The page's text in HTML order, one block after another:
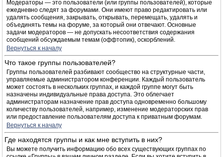
Модераторы — это пользователи (или группы пользователей), которые
ежедневно следят за форумами. Они имеют право редактировать или
удалять сообщения, закрывать, открывать, перемещать, удалять и
объединять темы на форуме, за который они отвечают. Основные
задачи модераторов — не допускать несоответствия содержания
сообщений обсуждаемым темам (оффтопик), оскорблений.
Вернуться к началу
Что такое группы пользователей?
Группы пользователей разбивают сообщество на структурные части,
управляемые администратором конференции. Каждый пользователь
может состоять в нескольких группах, и каждой группе могут быть
назначены индивидуальные права доступа. Это облегчает
администраторам назначение прав доступа одновременно большому
количеству пользователей, например, изменение модераторских прав
или предоставление пользователям доступа к приватным форумам.
Вернуться к началу
Где находятся группы и как мне вступить в них?
Вы можете получить информацию обо всех существующих группах по